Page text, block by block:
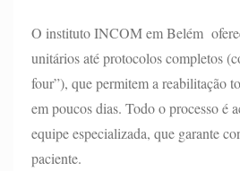
O instituto INCOM em Belém
unitários até protocolos completos
four”), que permitem a reabilitação
em poucos dias. Todo o processo é
equipe especializada, que garante
paciente.